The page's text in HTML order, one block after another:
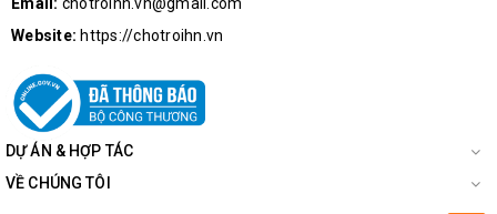
Email: chotroihn.vn@gmail.com
Website: https://chotroihn.vn
DỰ ÁN & HỢP TÁC
VỀ CHÚNG TÔI